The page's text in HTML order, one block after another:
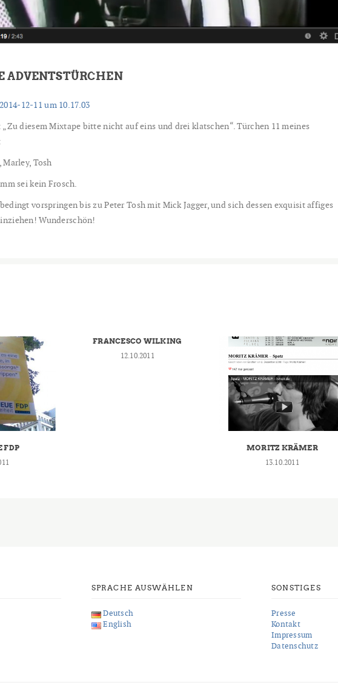
ADVENTSTÜRCHEN
diesem Mixtape bitte nicht auf eins und drei klatschen“. Türchen 11 meines
Marley, Tosh
sei kein Frosch.
vorspringen bis zu Peter Tosh mit Mick Jagger, und sich dessen exquisit affiges
Wunderschön!
FDP
FRANCESCO WILKING
12.10.2011
MORITZ KRÄMER
13.10.2011
SPRACHE AUSWÄHLEN
Deutsch
English
SONSTIGES
Presse
Kontakt
Impressum
Datenschutz